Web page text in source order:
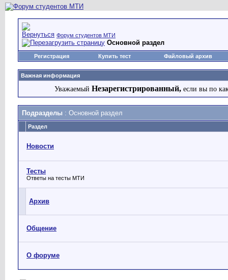
Форум студентов МТИ
Основной раздел
Регистрация Купить тест Файловый архив
Важная информация
Уважаемый Незарегистрированный, если вы по
Подразделы : Основной раздел
Раздел
Новости
Тесты
Ответы на тесты МТИ
Архив
Общение
О форуме